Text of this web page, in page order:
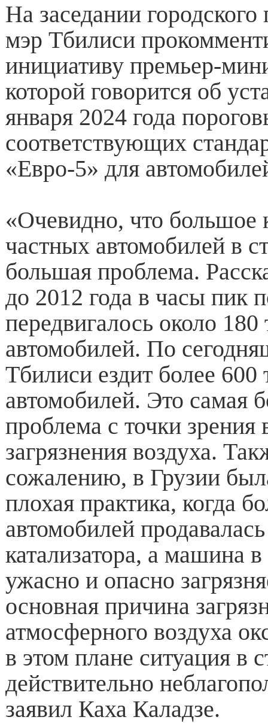
На заседании городского
мэр Тбилиси
инициативу премьер-
которой говорится об
января 2024 года
соответствующих
«Евро-5» для
«Очевидно, что большое
частных автомобилей в
большая проблема.
до 2012 года в часы пик
передвигалось около
автомобилей. По
Тбилиси ездит более
автомобилей. Это самая
проблема с точки зрения
загрязнения воздуха.
сожалению, в Грузии
плохая практика, когда
автомобилей
катализатора, а машина
ужасно и опасно
основная причина
атмосферного воздуха
в этом плане ситуация в
действительно
заявил Каха Каладзе.